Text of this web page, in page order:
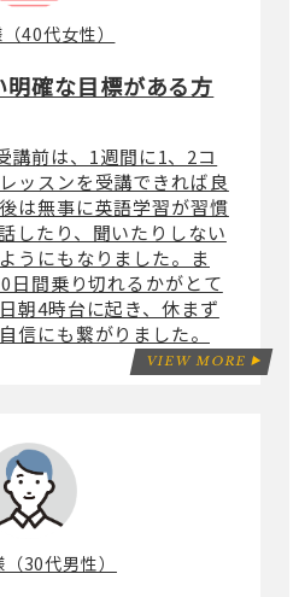
確な目標がある方
40代女性）
前は、1週間に1、2コ
ッスンを受講できれば良
は無事に英語学習が習慣
したり、聞いたりしない
うにもなりました。ま
日間乗り切れるかがとて
朝4時台に起き、休まず
信にも繋がりました。
VIEW MORE
30代男性）